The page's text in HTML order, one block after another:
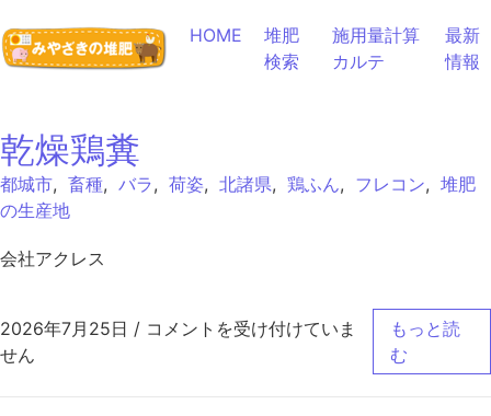
HOME
堆肥
検索
施用量計算
カルテ
最新
情報
乾燥鶏糞
都城市, 畜種, バラ, 荷姿, 北諸県, 鶏ふん, フレコン, 堆肥
の生産地
会社アクレス
2026年7月25日 / 乾燥鶏糞 は
コメントを受け付けていま
せん
もっと読
む